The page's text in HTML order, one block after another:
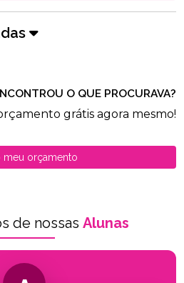
O QUE PROCURAVA?
grátis agora mesmo!
meu orçamento
de nossas Alunas